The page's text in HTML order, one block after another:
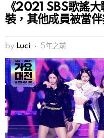
《2021 SBS歌謠
裝，其他成員被當
by Luci 5年之前